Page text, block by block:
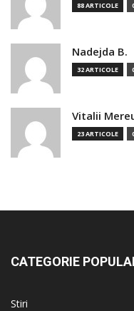
88 ARTICOLE
Nadejda B.
32 ARTICOLE
Vitalii
23 ARTICOLE
CATEGORIE
Stiri